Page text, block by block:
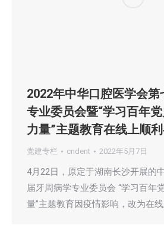
2022年中华口腔医学会
专业委员会暨“学习百年
力量”主题教育在线上顺
党建专栏 cndent 2022年5月7日
4月22日，原定于湖南长沙开展的
届牙周病学专业委员会 “学习百年
量”主题教育因疫情影响，改为在线